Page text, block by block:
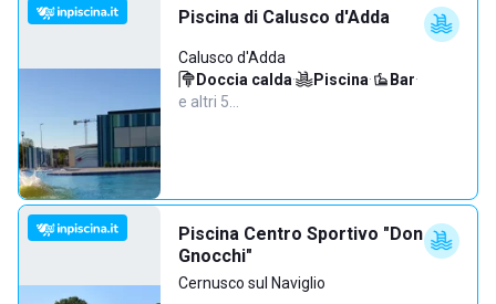
Piscina di Calusco d'Adda
Calusco d'Adda
Doccia calda· Piscina· Bar·
e altri 5…
Piscina Centro Sportivo "Don
Gnocchi"
Cernusco sul Naviglio